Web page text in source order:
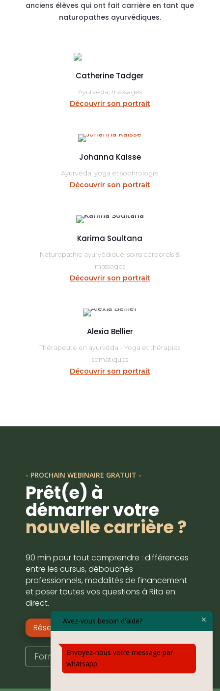
anciens élèves qui ont fait carrière en tant que
naturopathes ayurvédiques.
Catherine Tadger
Ayurvéda, massages
Découvrir son portrait
Johanna Kaisse
Ayurvéda, yoga et sophrologie
Découvrir son portrait
Karima Soultana
Naturopathie ayurvédique, soins corporels &
massages
Découvrir son portrait
Alexia Bellier
Thérapeute en ayurvéda - Yoga et thérapies
somatiques
Découvrir son portrait
- PROCHAIN WEBINAIRE GRATUIT -
Prêt(e) à
démarrer votre
nouvelle carrière ?
90 min pour tout comprendre : différences
entre les cursus, débouchés
professionnels, modalités de financement
et poser toutes vos questions à Rita en
direct.
Réserver ma place gratuite
Formulaire d'éligibilité
Avez-vous besoin d'aide?
Envoyez-nous votre message par
whatsapp.